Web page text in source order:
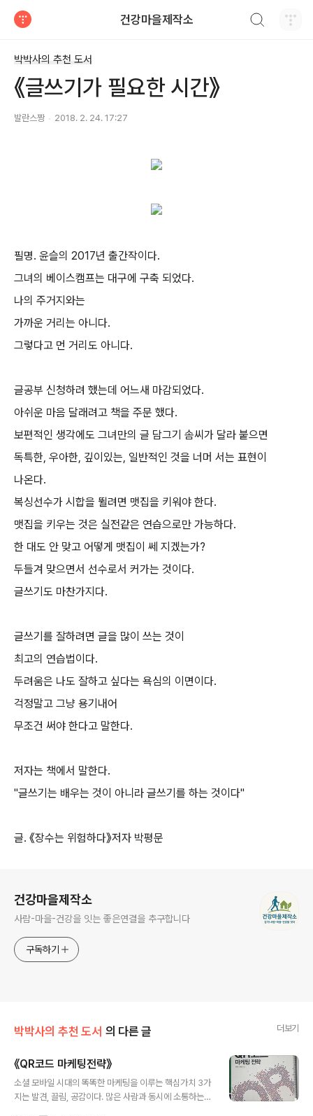
건강마을제작소
박박사의 추천 도서
《글쓰기가 필요한 시간》
발란스짱 2018. 2. 24. 17:27
필명. 윤슬의 2017년 출간작이다.
그녀의 베이스캠프는 대구에 구축 되었다.
나의 주거지와는
가까운 거리는 아니다.
그렇다고 먼 거리도 아니다.
글공부 신청하려 했는데 어느새 마감되었다.
아쉬운 마음 달래려고 책을 주문 했다.
보편적인 생각에도 그녀만의 글 담그기 솜씨가 달라 붙으면
독특한, 우아한, 깊이있는, 일반적인 것을 너머 서는 표현이
나온다.
복싱선수가 시합을 뛸려면 맷집을 키워야 한다.
맷집을 키우는 것은 실전같은 연습으로만 가능하다.
한 대도 안 맞고 어떻게 맷집이 쎄 지겠는가?
두들겨 맞으면서 선수로서 커가는 것이다.
글쓰기도 마찬가지다.
글쓰기를 잘하려면 글을 많이 쓰는 것이
최고의 연습법이다.
두려움은 나도 잘하고 싶다는 욕심의 이면이다.
걱정말고 그냥 용기내어
무조건 써야 한다고 말한다.
저자는 책에서 말한다.
"글쓰기는 배우는 것이 아니라 글쓰기를 하는 것이다"
글. 《장수는 위험하다》저자 박평문
건강마을제작소
사람-마을-건강을 잇는 좋은연결을 추구합니다
구독하기
박박사의 추천 도서 의 다른 글 더보기
《QR코드 마케팅전략》
소셜 모바일 시대의 똑똑한 마케팅을 이루는 핵심가치 3가
지는 발견, 끌림, 공감이다. 많은 사람과 동시에 소통하는